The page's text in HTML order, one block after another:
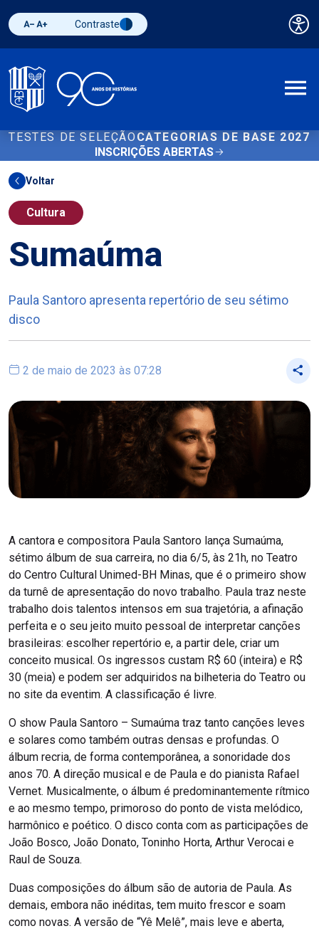
Diminuir fonte
Aumentar fonteAlternar contraste
Contraste
TESTES DE SELEÇÃO CATEGORIAS DE BASE 2027
INSCRIÇÕES ABERTAS
Voltar
Cultura
Sumaúma
Paula Santoro apresenta repertório de seu sétimo
disco
2 de maio de 2023 às 07:28
A cantora e compositora Paula Santoro lança Sumaúma,
sétimo álbum de sua carreira, no dia 6/5, às 21h, no Teatro
do Centro Cultural Unimed-BH Minas, que é o primeiro show
da turnê de apresentação do novo trabalho. Paula traz neste
trabalho dois talentos intensos em sua trajetória, a afinação
perfeita e o seu jeito muito pessoal de interpretar canções
brasileiras: escolher repertório e, a partir dele, criar um
conceito musical. Os ingressos custam R$ 60 (inteira) e R$
30 (meia) e podem ser adquiridos na bilheteria do Teatro ou
no site da eventim. A classificação é livre.
O show Paula Santoro – Sumaúma traz tanto canções leves
e solares como também outras densas e profundas. O
álbum recria, de forma contemporânea, a sonoridade dos
anos 70. A direção musical e de Paula e do pianista Rafael
Vernet. Musicalmente, o álbum é predominantemente rítmico
e ao mesmo tempo, primoroso do ponto de vista melódico,
harmônico e poético. O disco conta com as participações de
João Bosco, João Donato, Toninho Horta, Arthur Verocai e
Raul de Souza.
Duas composições do álbum são de autoria de Paula. As
demais, embora não inéditas, tem muito frescor e soam
como novas. A versão de “Yê Melê”, mais leve e aberta,